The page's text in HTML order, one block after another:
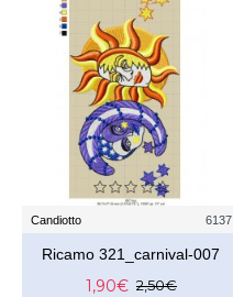
Candiotto 6137
Ricamo 321_carnival-007
1,90€ 2,50€